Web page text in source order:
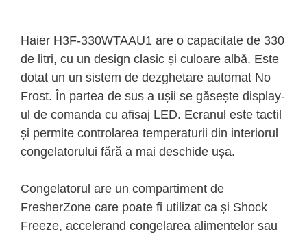
Haier H3F-330WTAAU1 are o capacitate de 330
de litri, cu un design clasic și culoare albă. Este
dotat un un sistem de dezghetare automat No
Frost. În partea de sus a ușii se găsește display-
ul de comanda cu afisaj LED. Ecranul este tactil
și permite controlarea temperaturii din interiorul
congelatorului fără a mai deschide ușa.
Congelatorul are un compartiment de
FresherZone care poate fi utilizat ca și Shock
Freeze, accelerand congelarea alimentelor sau